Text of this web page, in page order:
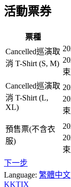
活動票券
票種
Cancelled巡演取
消 T-Shirt (S, M)
Cancelled巡演取
消 T-Shirt (L,
XL)
預售票(不含衣
服)
下一步
Language: 繁體中文
KKTIX